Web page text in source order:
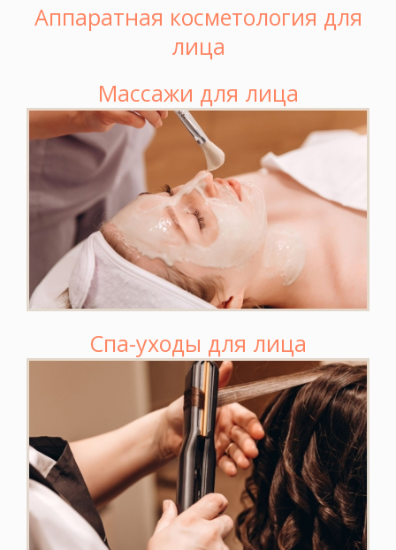
Аппаратная косметология для
лица
Массажи для лица
Спа-уходы для лица